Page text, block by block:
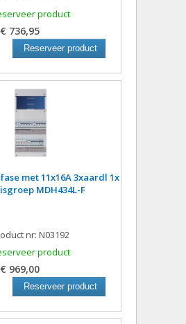
product
€ 736,95
Reserveer product
met 11x16A 3xaardl 1x
MDH434L-F
nr: N03192
product
€ 969,00
Reserveer product